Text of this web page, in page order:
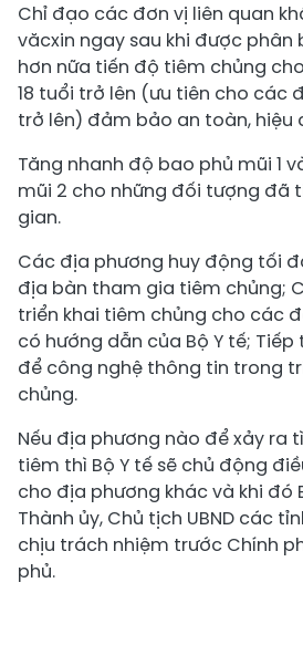
Chỉ đạo các đơn vị liên quan
văcxin ngay sau khi được phân
hơn nữa tiến độ tiêm chủng
18 tuổi trở lên (ưu tiên cho các
trở lên) đảm bảo an toàn, hiệu
Tăng nhanh độ bao phủ mũi 1
mũi 2 cho những đối tượng đã
gian.
Các địa phương huy động tối
địa bàn tham gia tiêm chủng;
triển khai tiêm chủng cho các
có hướng dẫn của Bộ Y tế;
để công nghệ thông tin trong
chủng.
Nếu địa phương nào để xảy ra
tiêm thì Bộ Y tế sẽ chủ động
cho địa phương khác và khi đó
Thành ủy, Chủ tịch UBND các
chịu trách nhiệm trước Chính
phủ.